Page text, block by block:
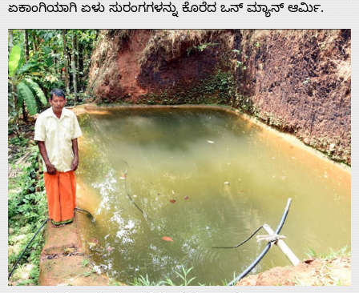
ಏಕಾಂಗಿಯಾಗಿ ಏಳು ಸುರಂಗಗಳನ್ನು ಕೊರೆದ ಒನ್ ಮ್ಯಾನ್ ಆರ್ಮಿ.